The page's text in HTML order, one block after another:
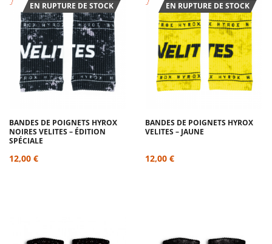
EN RUPTURE DE STOCK
BANDES DE POIGNETS HYROX
NOIRES VELITES – ÉDITION
SPÉCIALE
12,00 €
EN RUPTURE DE STOCK
BANDES DE POIGNETS HYROX
VELITES – JAUNE
12,00 €